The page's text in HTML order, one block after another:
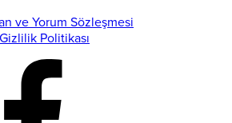
ve Yorum Sözleşmesi
Politikası